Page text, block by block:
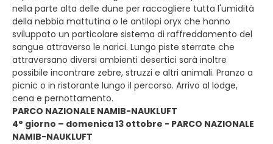
nella parte alta delle dune per raccogliere tutta l'umidità
della nebbia mattutina o le antilopi oryx che hanno
sviluppato un particolare sistema di raffreddamento del
sangue attraverso le narici. Lungo piste sterrate che
attraversano diversi ambienti desertici sarà inoltre
possibile incontrare zebre, struzzi e altri animali. Pranzo a
picnic o in ristorante lungo il percorso. Arrivo al lodge,
cena e pernottamento.
PARCO NAZIONALE NAMIB-NAUKLUFT
4° giorno – domenica 13 ottobre - PARCO NAZIONALE
NAMIB-NAUKLUFT